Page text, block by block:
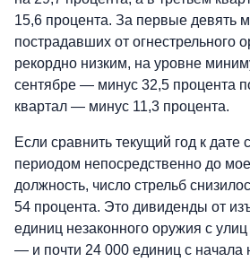
15,6 процента. За первые девять
пострадавших от огнестрельного
рекордно низким, на уровне
сентябре — минус 32,5 процента
квартал — минус 11,3 процента.
Если сравнить текущий год к дате
периодом непосредственно до
должность, число стрельб
54 процента. Это дивиденды от
единиц незаконного оружия с улиц
— и почти 24 000 единиц с начала